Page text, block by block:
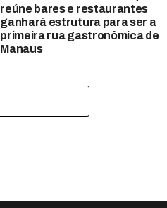
reúne bares e restaurantes
ganhará estrutura para ser a
primeira rua gastronômica de
Manaus